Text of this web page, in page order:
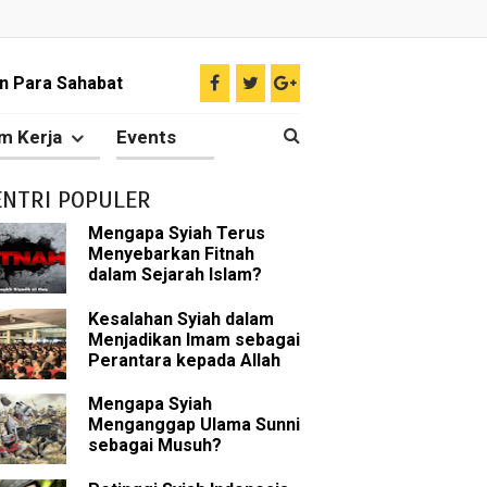
Para Sahabat
Ilmu Ghaib?
Nabi
Sunni
bin Affan
tentang Khalifah
Kerja Events
POPULER
Mengapa Syiah Terus
Menyebarkan Fitnah
dalam Sejarah Islam?
Kesalahan Syiah dalam
Menjadikan Imam sebagai
Perantara kepada Allah
Mengapa Syiah
Menganggap Ulama Sunni
sebagai Musuh?